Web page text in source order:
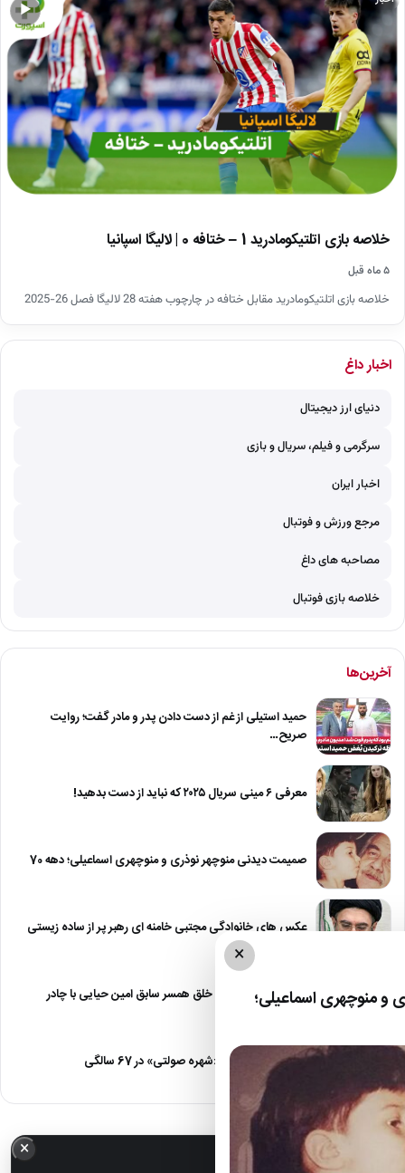
▶
خلاصه بازی اتلتیکومادرید 1 – ختافه 0 | لالیگا اسپانیا
۵ ماه قبل
خلاصه بازی اتلتیکومادرید مقابل ختافه در چارچوب هفته 28 لالیگا فصل 26-2025
اخبار داغ
دنیای ارز دیجیتال
سرگرمی و فیلم، سریال و بازی
اخبار ایران
مرجع ورزش و فوتبال
مصاحبه های داغ
خلاصه بازی فوتبال
آخرین‌ها
حمید استیلی از غم از دست دادن پدر و مادر گفت؛ روایت
صریح…
معرفی ۶ مینی سریال ۲۰۲۵ که نباید از دست بدهید!
صمیمت دیدنی منوچهر نوذری و منوچهری اسماعیلی؛ دهه 70
عکس های خانوادگی مجتبی خامنه ای رهبر پر از ساده زیستی
عکس| نیلوفر خوش خلق همسر سابق امین حیایی با چادر
عکس| تغییر چهره «شهره صولتی» در 67 سالگی
×
منوچهری اسماعیلی؛
× خبر مهم